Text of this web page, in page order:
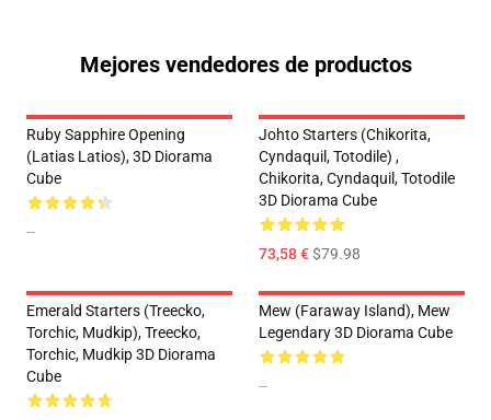
Mejores vendedores de productos
Ruby Sapphire Opening
(Latias Latios), 3D Diorama
Cube
--
Johto Starters (Chikorita,
Cyndaquil, Totodile) ,
Chikorita, Cyndaquil, Totodile
3D Diorama Cube
73,58 €$79.98
Emerald Starters (Treecko,
Torchic, Mudkip), Treecko,
Torchic, Mudkip 3D Diorama
Cube
Mew (Faraway Island), Mew
Legendary 3D Diorama Cube
--